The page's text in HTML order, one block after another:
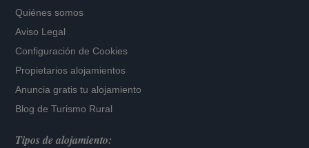
Quiénes somos
Aviso Legal
Configuración de Cookies
Propietarios alojamientos
Anuncia gratis tu alojamiento
Blog de Turismo Rural
Tipos de alojamiento: